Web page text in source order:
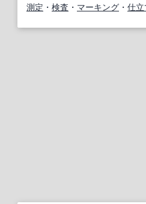
測定 ・ 検査 ・ マーキング ・ 仕立